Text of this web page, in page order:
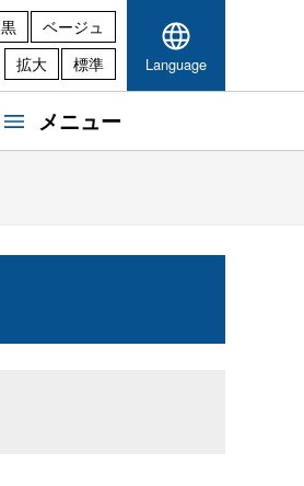
黒
ベージュ
拡大 標準 Language
メニュー